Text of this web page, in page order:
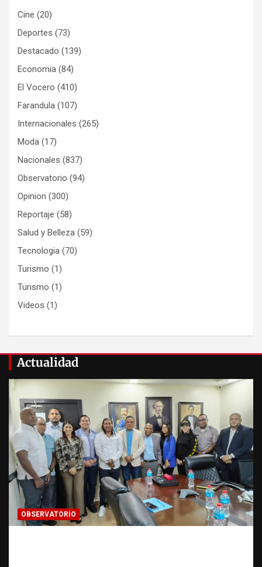
Cine (20)
Deportes (73)
Destacado (139)
Economia (84)
El Vocero (410)
Farandula (107)
Internacionales (265)
Moda (17)
Nacionales (837)
Observatorio (94)
Opinion (300)
Reportaje (58)
Salud y Belleza (59)
Tecnologia (70)
Turismo (1)
Turismo (1)
Videos (1)
Actualidad
OBSERVATORIO